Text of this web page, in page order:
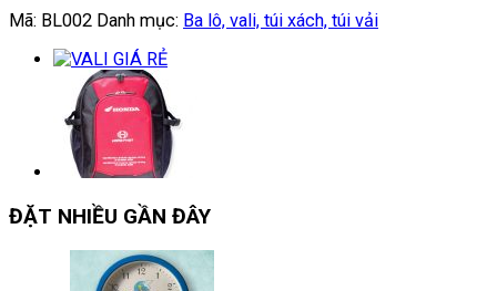
Mã: BL002 Danh mục: Ba lô, vali, túi xách, túi vải
ĐẶT NHIỀU GẦN ĐÂY